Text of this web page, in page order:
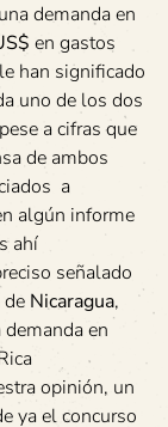
demanda en
en gastos
han significado
uno de los dos
a cifras que
de ambos
a
algún informe
ahí
señalado
Nicaragua,
en
opinión, un
ya el concurso